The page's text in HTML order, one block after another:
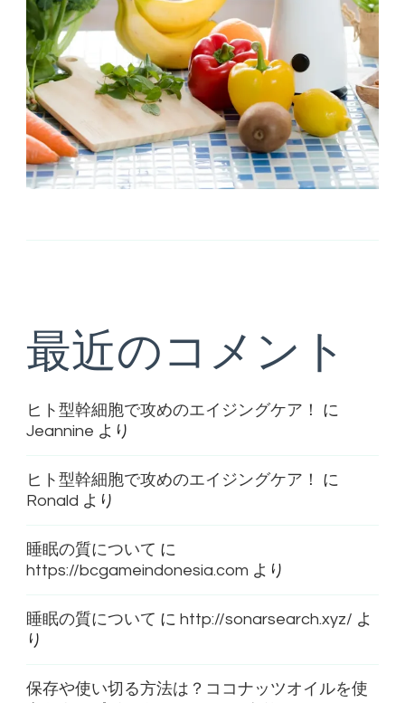
最近のコメント
ヒト型幹細胞で攻めのエイジングケア！
に
Jeannine より
ヒト型幹細胞で攻めのエイジングケア！
に
Ronald より
睡眠の質について に
https://bcgameindonesia.com より
睡眠の質について に http://sonarsearch.xyz/ よ
り
保存や使い切る方法は？ココナッツオイルを使